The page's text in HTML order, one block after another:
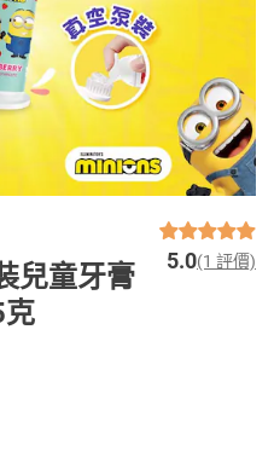
兒童牙膏
5.0(1 評價)